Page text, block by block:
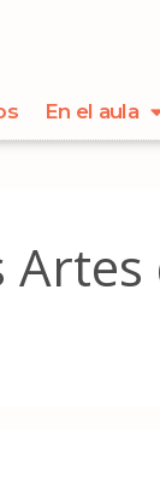
En el aula
Artes